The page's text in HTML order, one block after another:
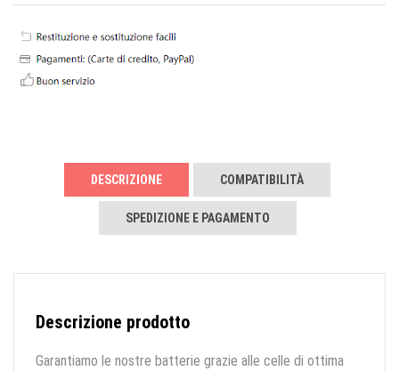
DESCRIZIONE COMPATIBILITÀ
SPEDIZIONE E PAGAMENTO
Descrizione prodotto
Garantiamo le nostre batterie grazie alle celle di ottima